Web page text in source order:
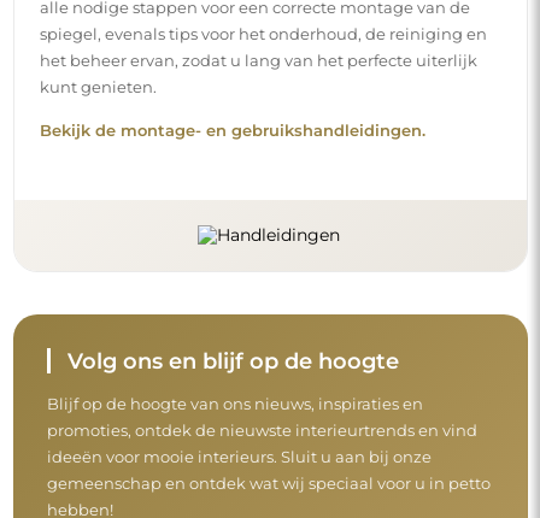
alle nodige stappen voor een correcte montage van de
spiegel, evenals tips voor het onderhoud, de reiniging en
het beheer ervan, zodat u lang van het perfecte uiterlijk
kunt genieten.
Bekijk de montage- en gebruikshandleidingen.
Volg ons en blijf op de hoogte
Blijf op de hoogte van ons nieuws, inspiraties en
promoties, ontdek de nieuwste interieurtrends en vind
ideeën voor mooie interieurs. Sluit u aan bij onze
gemeenschap en ontdek wat wij speciaal voor u in petto
hebben!